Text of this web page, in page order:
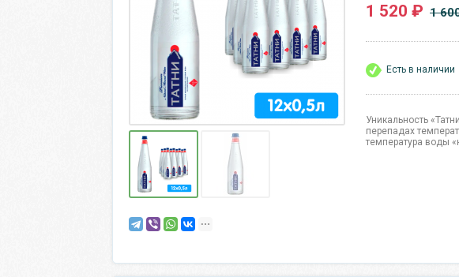
1 520 ₽ 1
Есть в наличии
Уникальность
перепадах
температура воды